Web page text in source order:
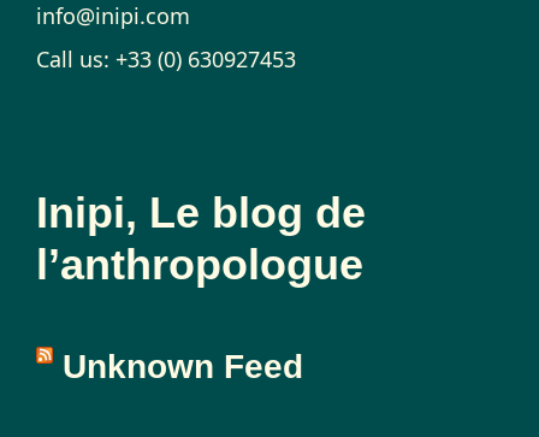
info@inipi.com
Call us: +33 (0) 630927453
Inipi, Le blog de
l’anthropologue
Unknown Feed